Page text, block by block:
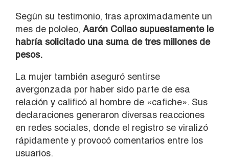
Según su testimonio, tras aproximadamente un
mes de pololeo, Aarón Collao supuestamente le
habría solicitado una suma de tres millones de
pesos.
La mujer también aseguró sentirse
avergonzada por haber sido parte de esa
relación y calificó al hombre de «cafiche». Sus
declaraciones generaron diversas reacciones
en redes sociales, donde el registro se viralizó
rápidamente y provocó comentarios entre los
usuarios.